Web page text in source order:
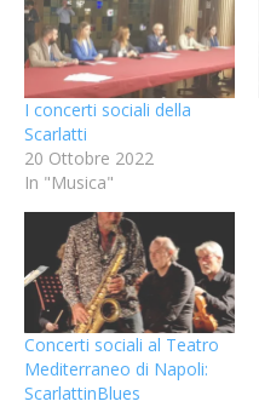
I concerti sociali della
Scarlatti
20 Ottobre 2022
In "Musica"
Concerti sociali al Teatro
Mediterraneo di Napoli:
ScarlattinBlues